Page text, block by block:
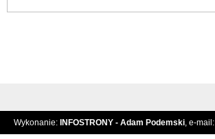
Wykonanie: INFOSTRONY - Adam Podemski, e-mail: